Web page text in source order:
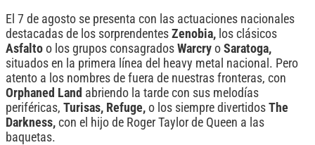
El 7 de agosto se presenta con las actuaciones nacionales
destacadas de los sorprendentes Zenobia, los clásicos
Asfalto o los grupos consagrados Warcry o Saratoga,
situados en la primera línea del heavy metal nacional. Pero
atento a los nombres de fuera de nuestras fronteras, con
Orphaned Land abriendo la tarde con sus melodías
periféricas, Turisas, Refuge, o los siempre divertidos The
Darkness, con el hijo de Roger Taylor de Queen a las
baquetas.